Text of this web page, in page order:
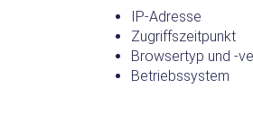
IP‑Adresse
Zugriffszeitpunkt
Browsertyp und
Betriebssystem